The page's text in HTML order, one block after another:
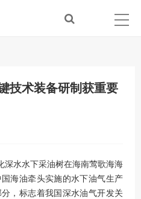
技术装备研制获重要
深水水下采油树在海南莺歌海海
海油牵头实施的水下油气生产
，标志着我国深水油气开发关